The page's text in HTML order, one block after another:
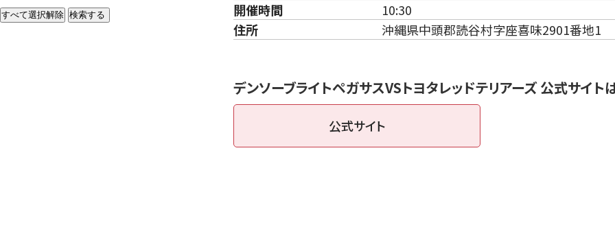
開催時間
10:30
住所
沖縄県中頭郡読谷村字座喜味2901番地1
デンソーブライトペガサスVSトヨタレッドテリアーズ 公式サイト
公式サイト（新しいタブで開きます）
すべて選択解除 検索する